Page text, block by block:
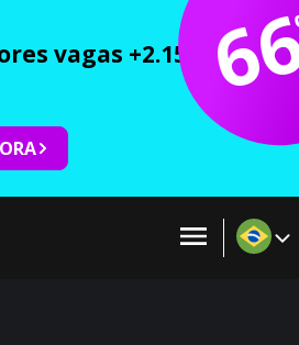
vagas +2.150 cursos